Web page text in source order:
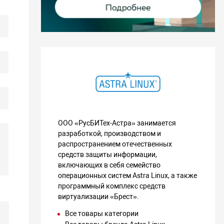
ООО «РусБИТех-Астра» занимается
разработкой, производством и
распространением отечественных
средств защиты информации,
включающих в себя семейство
операционных систем Astra Linux, а также
программный комплекс средств
виртуализации «Брест».
Все товары категории